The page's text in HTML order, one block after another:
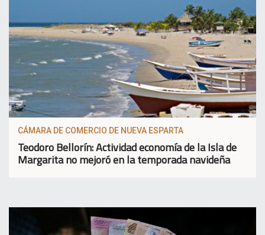
CÁMARA DE COMERCIO DE NUEVA ESPARTA
Teodoro Bellorín: Actividad economía de la Isla de
Margarita no mejoró en la temporada navideña